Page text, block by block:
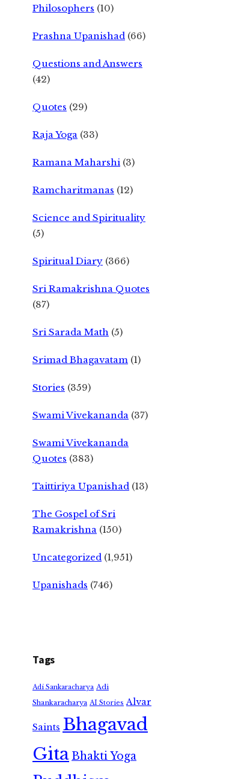
Philosophers (10)
Prashna Upanishad (66)
Questions and Answers
(42)
Quotes (29)
Raja Yoga (33)
Ramana Maharshi (3)
Ramcharitmanas (12)
Science and Spirituality
(5)
Spiritual Diary (366)
Sri Ramakrishna Quotes
(87)
Sri Sarada Math (5)
Srimad Bhagavatam (1)
Stories (359)
Swami Vivekananda (37)
Swami Vivekananda
Quotes (383)
Taittiriya Upanishad (13)
The Gospel of Sri
Ramakrishna (150)
Uncategorized (1,951)
Upanishads (746)
Tags
Adi Sankaracharya Adi
Shankaracharya AI Stories Alvar
Saints Bhagavad
GitaBhakti Yoga